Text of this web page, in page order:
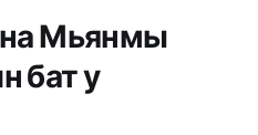
Мьянмы
бат у